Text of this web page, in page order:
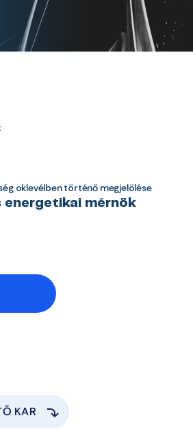
oklevélben történő megjelölése
energetikai mérnök
KAR